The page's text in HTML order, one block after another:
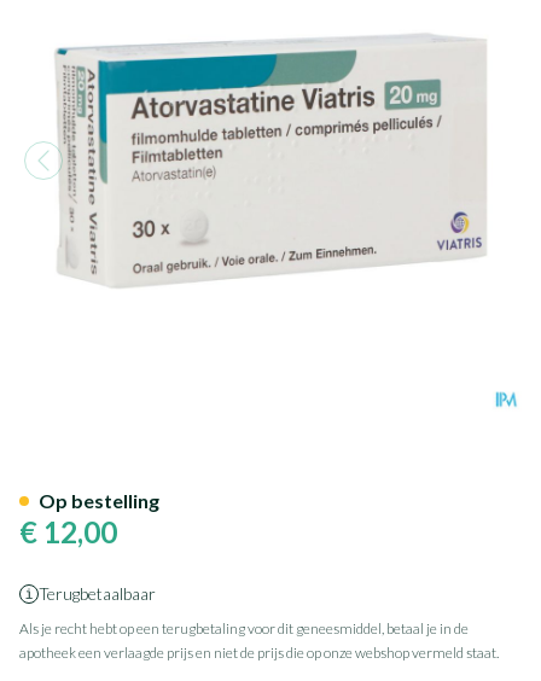
€ 12,00
Terugbetaalbaar
Als je recht hebt op een terugbetaling voor dit geneesmiddel, betaal je in de
apotheek een verlaagde prijs en niet de prijs die op onze webshop vermeld staat.
Op bestelling